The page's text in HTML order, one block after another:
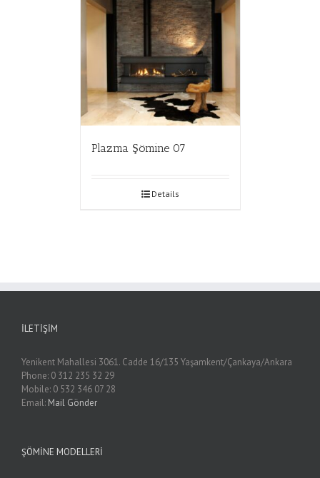
Plazma Şömine 07
Details
İLETIŞIM
Yenikent Mahallesi 3061. Cadde 16/135 Yaşamkent/Çankaya/Ankara
Phone: 0 312 235 32 29
Mobile: 0 532 346 07 28
Email: Mail Gönder
ŞÖMINE MODELLERI